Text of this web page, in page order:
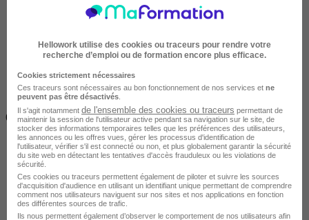
(14h)
Hellowork utilise des cookies ou traceurs pour rendre votre
recherche d’emploi ou de formation encore plus efficace.
Cookies strictement nécessaires
Ces traceurs sont nécessaires au bon fonctionnement de nos services et ne
peuvent pas être désactivés
Il s'agit notamment de l'ensemble des cookies ou traceurs permettant de
maintenir la session de l'utilisateur active pendant sa navigation sur le site, de
stocker des informations temporaires telles que les préférences des utilisateurs,
les annonces ou les offres vues, gérer les processus d'identification de
l'utilisateur, vérifier s'il est connecté ou non, et plus globalement garantir la sécurité
du site web en détectant les tentatives d'accès frauduleux ou les violations de
sécurité.
Ces cookies ou traceurs permettent également de piloter et suivre les sources
d'acquisition d'audience en utilisant un identifiant unique permettant de comprendre
comment nos utilisateurs naviguent sur nos sites et nos applications en fonction
des différentes sources de trafic.
Ils nous permettent également d’observer le comportement de nos utilisateurs afin